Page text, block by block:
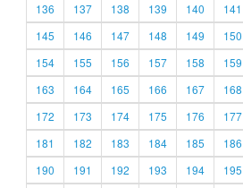
136
137 138 139 140 141
145
146 147 148 149 150
154
155 156 157 158 159
163
164 165 166 167 168
172
173 174 175 176 177
181
182 183 184 185 186
190
191 192 193 194 195